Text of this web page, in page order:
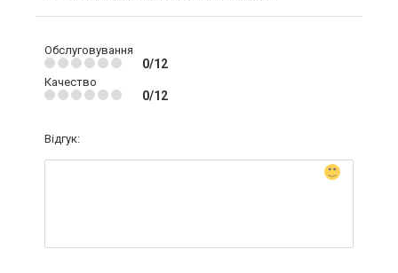
Обслуговування
0/12
Качество
0/12
Відгук: